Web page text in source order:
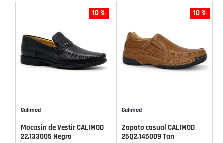
10 %
Calimod
Mocasin de Vestir CALIMOD
22.133005 Negro
10 %
Calimod
Zapato casual CALIMOD
25Q2.145009 Tan